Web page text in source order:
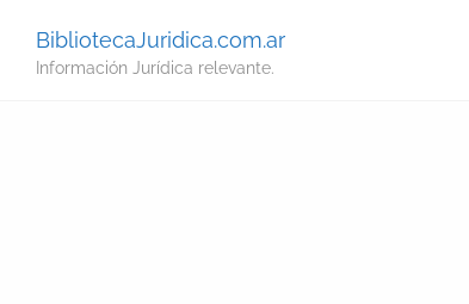
BibliotecaJuridica.com.ar
Información Jurídica relevante.